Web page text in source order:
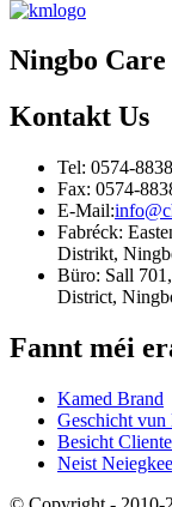
Ningbo
Kontakt Us
Tel: 0574-
Fax: 0574-
E-Mail:
Fabréck:
Distrikt,
Büro: Sall
District,
Fannt méi
Kamed Brand
Geschicht vun
Besicht
Neist